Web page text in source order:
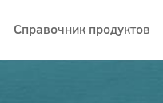
Справочник продуктов